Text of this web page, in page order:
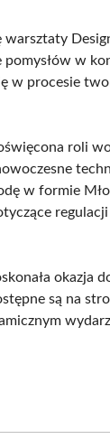
w
w procesie
roli
w formie
okazja
są na